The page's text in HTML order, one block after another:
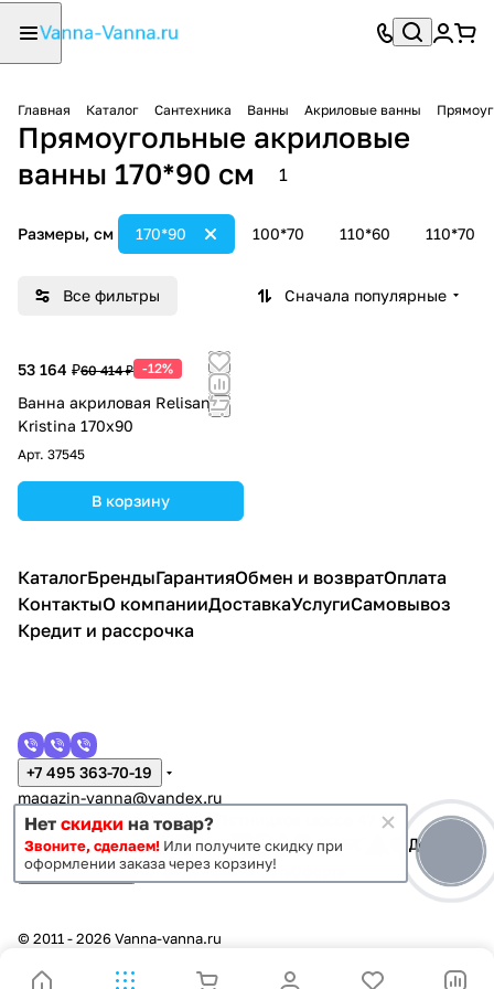
Главная Каталог Сантехника Ванны Акриловые ванны
Прямоугольные акриловые
ванны 170*90 см
1
Размеры, см 100*70 110*60 110*70
170*90
Все фильтры Сначала популярные
53 164 ₽60 414 ₽ -12%
Ванна акриловая Relisan
Kristina 170х90
Арт. 37545
В корзину
КаталогБрендыГарантияОбмен и возвратОплата
КонтактыО компанииДоставкаУслугиСамовывоз
Кредит и рассрочка
+7 495 363-70-19
magazin-vanna@yandex.ru
г. Москва, Митино, улица Пятницкое шоссе 47
Темная тема Конфиденциальность
© 2011 - 2026 Vanna-vanna.ru
Нет скидки на товар?
Звоните, сделаем! Или получите скидку при
оформлении заказа через корзину!